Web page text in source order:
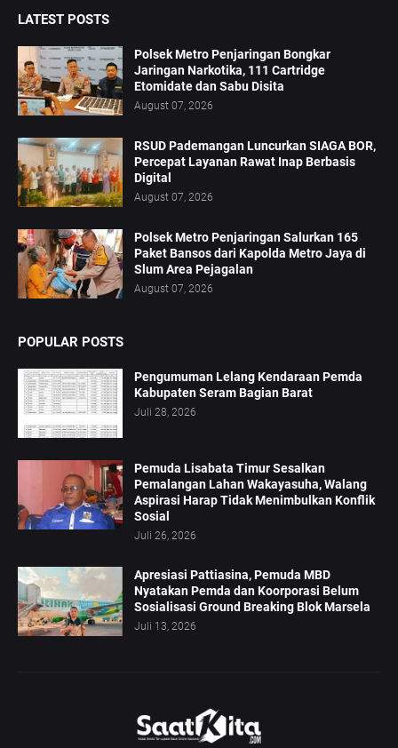
LATEST POSTS
Polsek Metro Penjaringan Bongkar
Jaringan Narkotika, 111 Cartridge
Etomidate dan Sabu Disita
August 07, 2026
RSUD Pademangan Luncurkan SIAGA BOR,
Percepat Layanan Rawat Inap Berbasis
Digital
August 07, 2026
Polsek Metro Penjaringan Salurkan 165
Paket Bansos dari Kapolda Metro Jaya di
Slum Area Pejagalan
August 07, 2026
POPULAR POSTS
Pengumuman Lelang Kendaraan Pemda
Kabupaten Seram Bagian Barat
Juli 28, 2026
Pemuda Lisabata Timur Sesalkan
Pemalangan Lahan Wakayasuha, Walang
Aspirasi Harap Tidak Menimbulkan Konflik
Sosial
Juli 26, 2026
Apresiasi Pattiasina, Pemuda MBD
Nyatakan Pemda dan Koorporasi Belum
Sosialisasi Ground Breaking Blok Marsela
Juli 13, 2026